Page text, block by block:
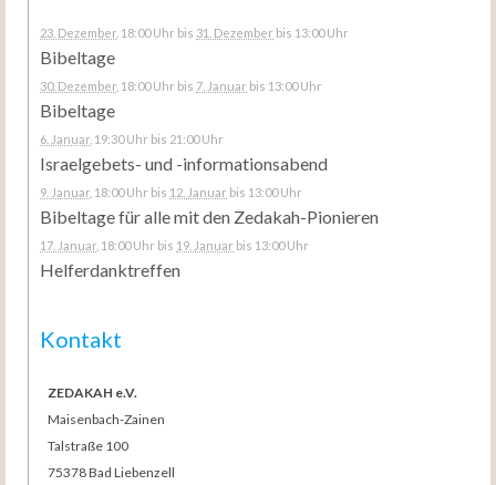
23. Dezember , 18:00 Uhr bis 31. Dezember bis 13:00 Uhr
Bibeltage
30. Dezember , 18:00 Uhr bis 7. Januar bis 13:00 Uhr
Bibeltage
6. Januar , 19:30 Uhr bis 21:00 Uhr
Israelgebets- und -informationsabend
9. Januar , 18:00 Uhr bis 12. Januar bis 13:00 Uhr
Bibeltage für alle mit den Zedakah-Pionieren
17. Januar , 18:00 Uhr bis 19. Januar bis 13:00 Uhr
Helferdanktreffen
Kontakt
ZEDAKAH e.V.
Maisenbach-Zainen
Talstraße 100
75378 Bad Liebenzell